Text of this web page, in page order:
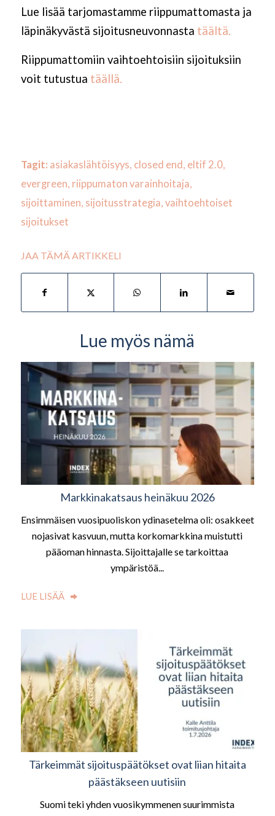
Lue lisää tarjomastamme riippumattomasta ja
läpinäkyvästä sijoitusneuvonnasta täältä.
Riippumattomiin vaihtoehtoisiin sijoituksiin
voit tutustua täällä.
Tagit: asiakaslähtöisyys, closed end, eltif 2.0,
evergreen, riippumaton varainhoitaja,
sijoittaminen, sijoitusstrategia, vaihtoehtoiset
sijoitukset
JAA TÄMÄ ARTIKKELI
Lue myös nämä
Markkinakatsaus heinäkuu 2026
Ensimmäisen vuosipuoliskon ydinasetelma oli: osakkeet
nojasivat kasvuun, mutta korkomarkkina muistutti
pääoman hinnasta. Sijoittajalle se tarkoittaa
ympäristöä...
LUE LISÄÄ
Tärkeimmät sijoituspäätökset ovat liian hitaita
päästäkseen uutisiin
Suomi teki yhden vuosikymmenen suurimmista